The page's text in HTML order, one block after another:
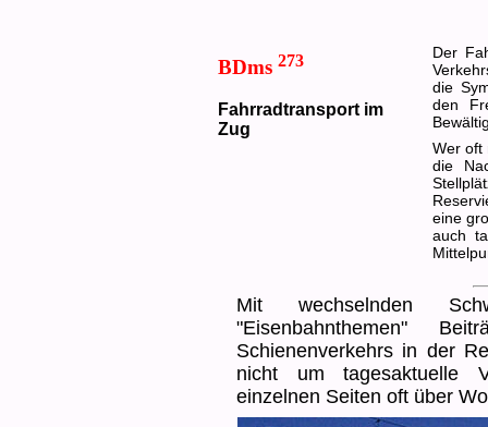
BDms 273
Fahrradtransport im
Zug
Der
die
den
Wer oft
die
eine
auch
Mit wechselnden
"Eisenbahnthemen"
Schienenverkehrs in der
nicht um tagesaktuelle
einzelnen Seiten oft über